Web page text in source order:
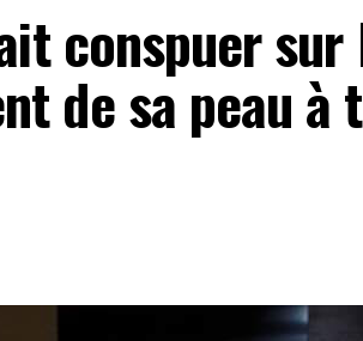
conspuer
de sa peau à